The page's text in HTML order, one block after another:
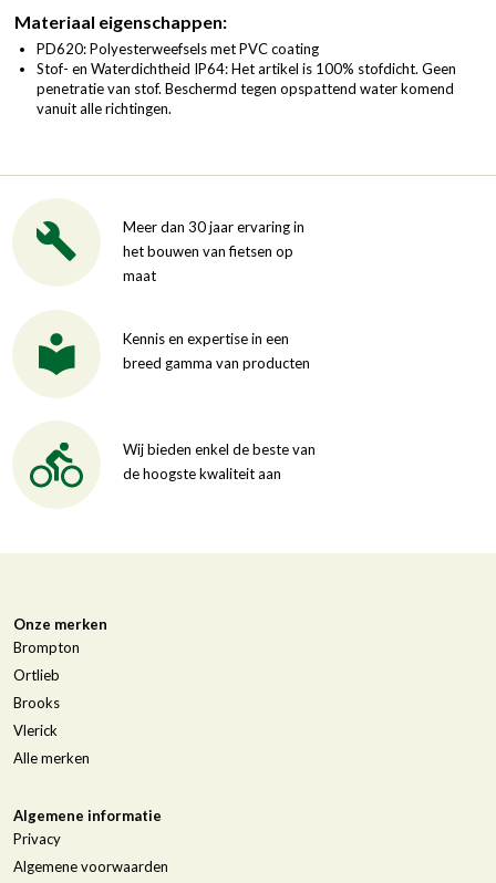
Materiaal eigenschappen:
PD620: Polyesterweefsels met PVC coating
Stof- en Waterdichtheid IP64: Het artikel is 100% stofdicht. Geen
penetratie van stof. Beschermd tegen opspattend water komend
vanuit alle richtingen.
Meer dan 30 jaar ervaring in
het bouwen van fietsen op
maat
Kennis en expertise in een
breed gamma van producten
Wij bieden enkel de beste van
de hoogste kwaliteit aan
Onze merken
Brompton
Ortlieb
Brooks
Vlerick
Alle merken
Algemene informatie
Privacy
Algemene voorwaarden